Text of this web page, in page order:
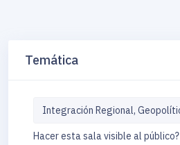
Temática
Hacer esta sala visible al público?